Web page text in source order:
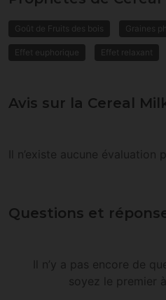
Goût de Fruits des bois Graines
Effet euphorique Effet relaxant
Avis sur la Cereal
Il n’existe aucune
Questions et
Il n’y a pas encore de
soyez le premier